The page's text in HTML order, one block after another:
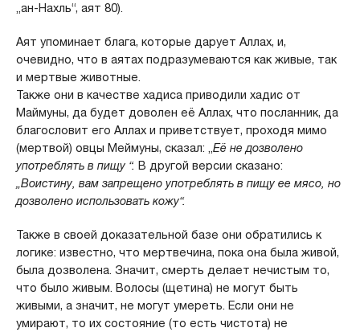
„ан-Нахль“, аят 80).
Аят упоминает блага, которые дарует Аллах, и,
очевидно, что в аятах подразумеваются как живые, так
и мертвые животные.
Также они в качестве хадиса приводили хадис от
Маймуны, да будет доволен её Аллах, что посланник, да
благословит его Аллах и приветствует, проходя мимо
(мертвой) овцы Меймуны, сказал: „Её не дозволено
употреблять в пищу “. В другой версии сказано:
„Воистину, вам запрещено употреблять в пищу ее мясо, но
дозволено использовать кожу“.
Также в своей доказательной базе они обратились к
логике: известно, что мертвечина, пока она была живой,
была дозволена. Значит, смерть делает нечистым то,
что было живым. Волосы (щетина) не могут быть
живыми, а значит, не могут умереть. Если они не
умирают, то их состояние (то есть чистота) не